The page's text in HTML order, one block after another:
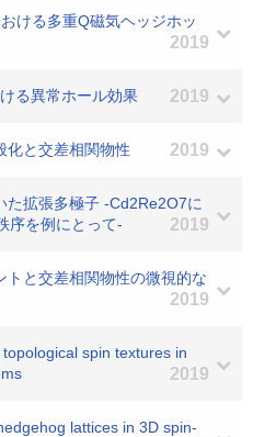
ける多重Q磁気ヘッジホッ
2019
る異常ホール効果 2019
化と交差相関物性 2019
た拡張多極子 -Cd2Re2O7に
序を例にとって-
2019
トと交差相関物性の微視的な
2019
spin textures in
2019
lattices in 3D spin-